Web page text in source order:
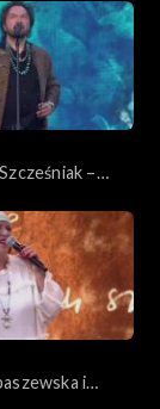
„Trzy
Cygana”
–
„Trzy
Cygana”
i